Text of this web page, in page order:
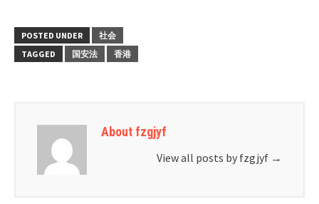
POSTED UNDER
社会
TAGGED
国安法 香港
About fzgjyf
View all posts by fzgjyf →